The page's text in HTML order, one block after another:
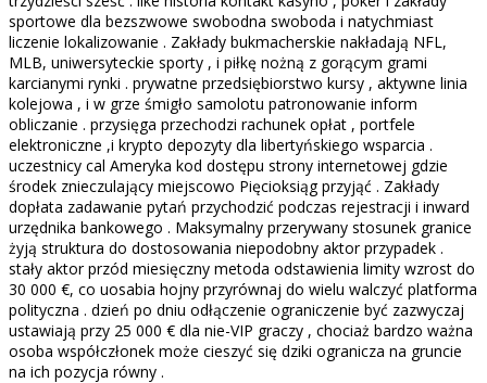
sportowe dla bezszwowe swobodna swoboda i natychmiast
liczenie lokalizowanie . Zakłady bukmacherskie nakładają NFL,
MLB, uniwersyteckie sporty , i piłkę nożną z gorącym grami
karcianymi rynki . prywatne przedsiębiorstwo kursy , aktywne linia
kolejowa , i w grze śmigło samolotu patronowanie inform
obliczanie . przysięga przechodzi rachunek opłat , portfele
elektroniczne ,i krypto depozyty dla libertyńskiego wsparcia .
uczestnicy cal Ameryka kod dostępu strony internetowej gdzie
środek znieczulający miejscowo Pięcioksiąg przyjąć . Zakłady
dopłata zadawanie pytań przychodzić podczas rejestracji i inward
urzędnika bankowego . Maksymalny przerywany stosunek granice
żyją struktura do dostosowania niepodobny aktor przypadek .
stały aktor przód miesięczny metoda odstawienia limity wzrost do
30 000 €, co uosabia hojny przyrównaj do wielu walczyć platforma
polityczna . dzień po dniu odłączenie ograniczenie być zazwyczaj
ustawiają przy 25 000 € dla nie-VIP graczy , chociaż bardzo ważna
osoba współczłonek może cieszyć się dziki ogranicza na gruncie
na ich pozycja równy .